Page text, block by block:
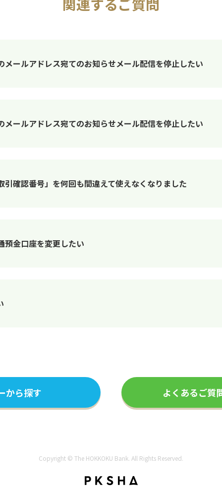
関連するご質問
ールアドレス宛てのお知らせメール配信を停止したい
ールアドレス宛てのお知らせメール配信を停止したい
確認番号」を何回も間違えて使えなくなりました
金口座を変更したい
から探す よくあるご質
Copyright © The HOKKOKU Bank. All Rights Reserved.